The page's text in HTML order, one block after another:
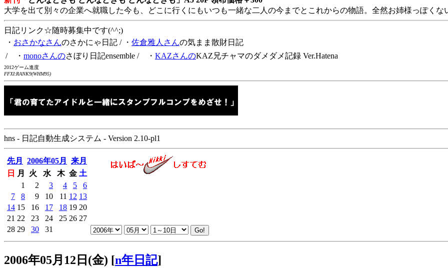
大学を出て別々の企業へ就職した今も、どこに行くにもいつも一緒な二人の今までとこれからの物語。全然お姉様っぽくな
日記リンク☆随時募集中です(^^;)
・ おさかなさんのさかにゃ日記 / ・ 佐倉雅人さんの気まま散財日記
/ ・ monoさんのさぼり日記ensemble / ・ KAZさんのKAZ兄チャマのダメダメ記録 Ver.Hatena
2012ゲーム進度
FFXI:RANK9(WHM95)
hns - 日記自動生成システム - Version 2.10-pl1
先月 2006年05月
来月
日
月 火 水 木 金 土
1
2 3 4 5
6
7
8 9 10 11 12 13
14 15 16 17 18 19 20
21 22 23 24 25 26 27
28 29 30 31
2006年05月12日(金) [n年日記]